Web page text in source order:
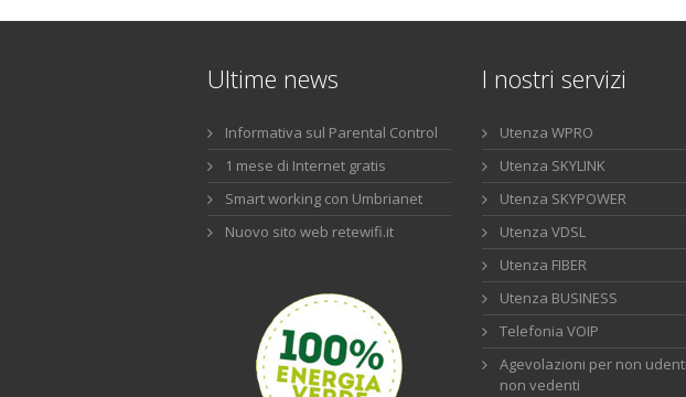
Ultime news
Informativa sul Parental Control
1 mese di Internet gratis
Smart working con Umbrianet
Nuovo sito web retewifi.it
I nostri servizi
Utenza WPRO
Utenza SKYLINK
Utenza SKYPOWER
Utenza VDSL
Utenza FIBER
Utenza BUSINESS
Telefonia VOIP
Agevolazioni per non
non vedenti